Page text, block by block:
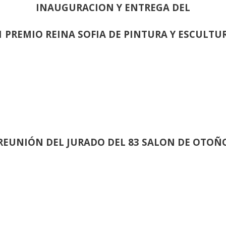
INAUGURACION Y ENTREGA DEL
PREMIO REINA SOFIA DE PINTURA Y
DEL JURADO DEL 83 SALON DE